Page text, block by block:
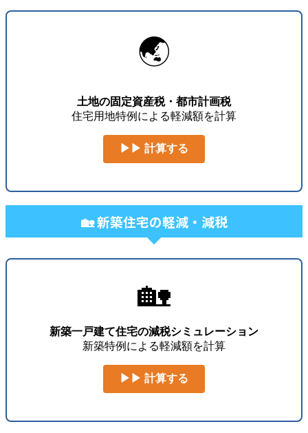
🌏
土地の固定資産税・都市計画税
住宅用地特例による軽減額を計算
▶▶ 計算する
🏡 新築住宅の軽減・減税
🏡
新築一戸建て住宅の減税シミュレーション
新築特例による軽減額を計算
▶▶ 計算する